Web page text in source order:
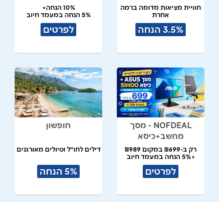
חוויית מציאות מדומה ברמה
אחרת
3.5% הנחה
10% הנחה+
5% הנחה במעמד חיוב
לפרטים
NOFDEAL - מסך
מחשב+כיסא
רק ב-₪699 במקום ₪989
+5% הנחה במעמד חיוב
לפרטים
חופשון
דילים לחו"ל וטיולים מאורגנים
5% הנחה